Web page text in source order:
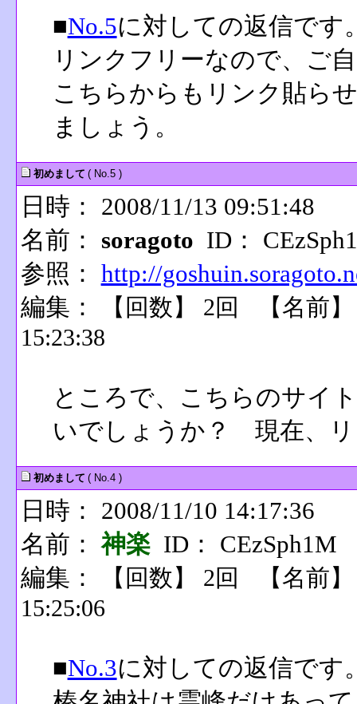
■No.5に対しての返信です
リンクフリーなので、ご
こちらからもリンク貼ら
ましょう。
初めまして ( No.5 )
日時： 2008/11/13 09:51:48
名前： soragoto ID：
参照： http://
編集：
【回数】 2回 【名前
15:23:38
ところで、こちらのサイ
いでしょうか？ 現在、
初めまして ( No.4 )
日時： 2008/11/10 14:17:36
名前：神楽ID： CEzSph1M
編集：
【回数】 2回 【名前
15:25:06
■No.3に対しての返信です